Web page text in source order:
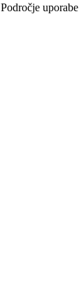
Področje uporabe